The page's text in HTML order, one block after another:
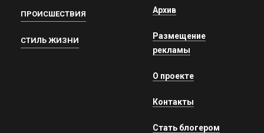
ПРОИСШЕСТВИЯ
СТИЛЬ ЖИЗНИ
Архив
Размещение
рекламы
О проекте
Контакты
Стать блогером